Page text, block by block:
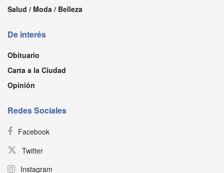
Salud / Moda / Belleza
De interés
Obituario
Carta a la Ciudad
Opinión
Redes Sociales
Facebook
Twitter
Instagram